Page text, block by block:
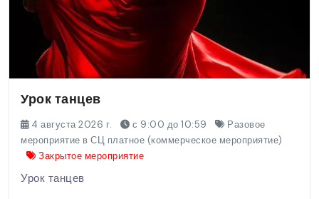
Урок танцев
4 августа 2026 г. с 9:00 до 10:59
Разовое
мероприятие в СЦ платное (коммерческое мероприятие)
Закрытое мероприятие
Урок танцев